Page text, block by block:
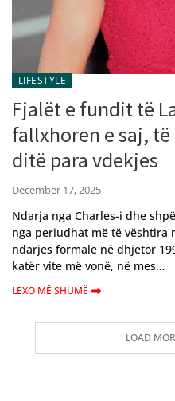
LIFESTYLE
Fjalët e fundit të
fallxhoren e saj,
ditë para vdekjes
December 17, 2025
Ndarja nga Charles-i dhe
nga periudhat më të vështira
ndarjes formale në dhjetor
katër vite më vonë, në mes…
LEXO MË SHUMË
LOAD